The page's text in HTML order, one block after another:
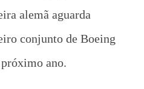
alemã aguarda
conjunto de Boeing
ano.